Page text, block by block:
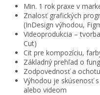
Min. 1 rok praxe v
Znalosť grafických
(InDesign výhodou,
Videoprodukcia –
Cut)
Cit pre kompozíciu,
Základný prehľad o
Zodpovednosť a
Výhodou je skúsenosť
alebo videom